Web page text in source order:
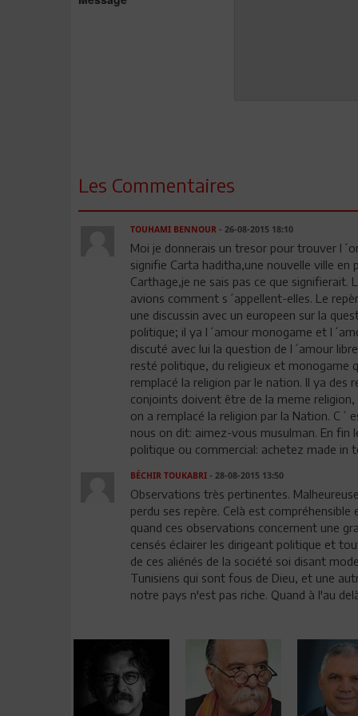
Les Commentaires
TOUHAMI BENNOUR- 26-08-2015 18:10
Moi je donnerais un tresor pour trouver
signifie Carta haditha,une nouvelle ville en
Carthage,je ne sais pas ce que signifierait.
avions comment s´appellent-elles. Le
une discussin avec un europeen sur la
politique; il ya l´amour monogame et
discuté avec lui la question de l´amour
resté politique, du religieux et monogame
remplacé la religion par le nation. Il ya des
conjoints doivent être de la meme
on a remplacé la religion par la Nation. C´
nous on dit: aimez-vous musulman. En
politique ou commercial: achetez made in
BÉCHIR TOUKABRI- 28-08-2015 13:50
Observations très pertinentes.
perdu ses repère. Celà est
quand ces observations concernent une
censés éclairer les dirigeant politique et
de ces aliénés de la société soi disant
Tunisiens qui sont fous de Dieu, et une
notre pays n'est pas riche. Quand à l'au